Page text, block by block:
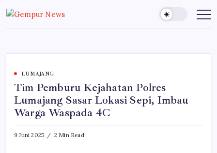
to
content
Gempur
News
Jelajah
Dunia
LUMAJANG
Tim Pemburu Kejahatan Polres
Lumajang Sasar Lokasi Sepi, Imbau
Warga Waspada 4C
9 Juni 2025 2 Min Read